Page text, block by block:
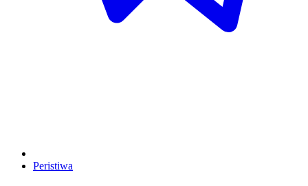
Peristiwa